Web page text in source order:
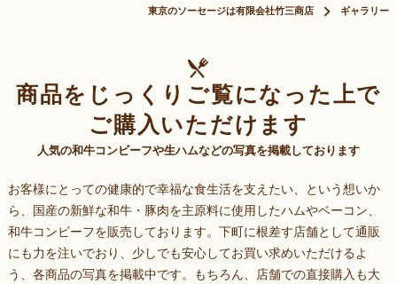
東京のソーセージは有限会社竹三商店 ギャラリー
商品をじっくりご覧になった上で
ご購入いただけます
人気の和牛コンビーフや生ハムなどの写真を掲載しております
お客様にとっての健康的で幸福な食生活を支えたい、という想いか
ら、国産の新鮮な和牛・豚肉を主原料に使用したハムやベーコン、
和牛コンビーフを販売しております。下町に根差す店舗として通販
にも力を注いでおり、少しでも安心してお買い求めいただけるよ
う、各商品の写真を掲載中です。もちろん、店舗での直接購入も大